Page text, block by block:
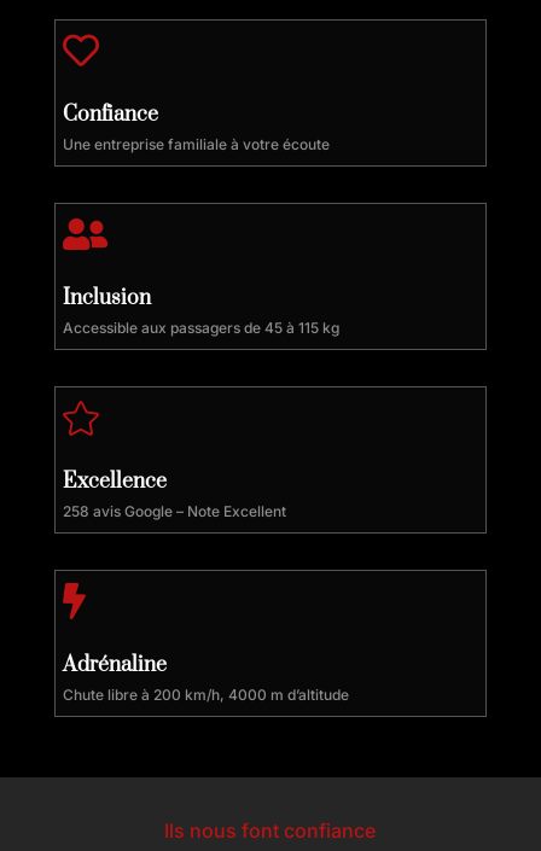

Confiance
Une entreprise familiale à votre écoute

Inclusion
Accessible aux passagers de 45 à 115 kg

Excellence
258 avis Google – Note Excellent

Adrénaline
Chute libre à 200 km/h, 4000 m d’altitude
Ils nous font confiance